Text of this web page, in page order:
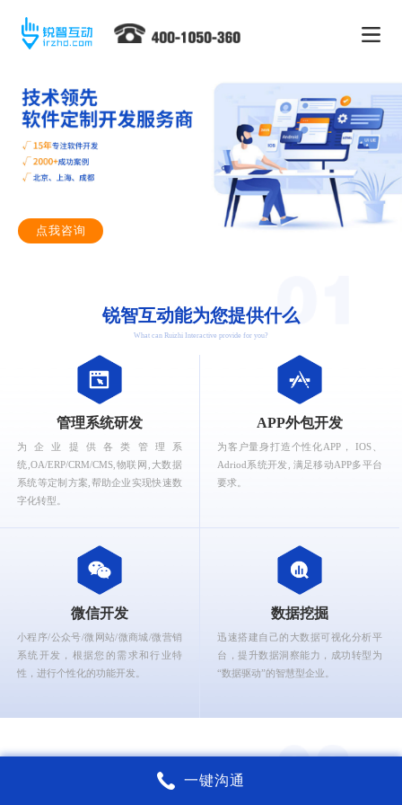
点我咨询
锐智互动能为您提供什么
What can Ruizhi Interactive provide for you?
管理系统研发
为企业提供各类管理系
统,OA/ERP/CRM/CMS,物联网,大数据
系统等定制方案,帮助企业实现快速数
字化转型。
APP外包开发
为客户量身打造个性化APP， IOS、
Adriod系统开发, 满足移动APP多平台
要求。
微信开发
小程序/公众号/微网站/微商城/微营销
系统开发，根据您的需求和行业特
性，进行个性化的功能开发。
数据挖掘
迅速搭建自己的大数据可视化分析平
台，提升数据洞察能力，成功转型为
“数据驱动”的智慧型企业。
锐智互动核心能力
一键沟通